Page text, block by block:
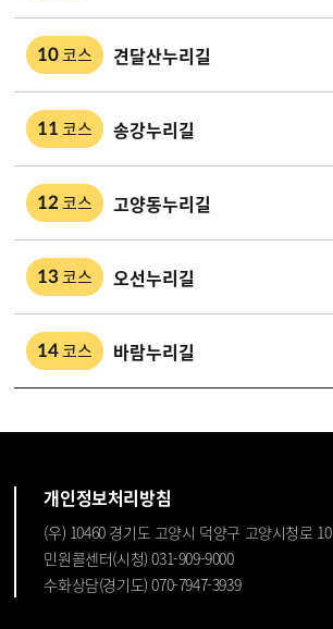
10코스 견달산누리길
11 코스 송강누리길
12 코스 고양동누리길
13 코스 오선누리길
14코스 바람누리길
개인정보처리방침
(우) 10460 경기도 고양시 덕양구 고양시청로 10
민원콜센터(시청) 031-909-9000
수화상담(경기도) 070-7947-3939